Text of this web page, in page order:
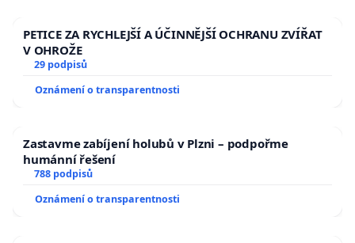
PETICE ZA RYCHLEJŠÍ A ÚČINNĚJŠÍ OCHRANU ZVÍŘAT
V OHROŽE
29 podpisů
Oznámení o transparentnosti
Zastavme zabíjení holubů v Plzni – podpořme
humánní řešení
788 podpisů
Oznámení o transparentnosti